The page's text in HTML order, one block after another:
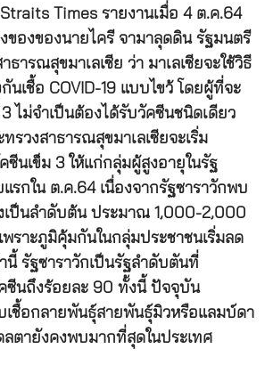
Times รายงานเมื่อ 4 ต.ค.64
ของของนายไครี จามาลุดดิน รัฐมนตรี
ธารณสุขมาเลเซีย ว่า มาเลเซียจะใช้วิธี
นเชื้อ COVID-19 แบบไขว้ โดยผู้ที่จะ
ไม่จำเป็นต้องได้รับวัคซีนชนิดเดียว
รวงสาธารณสุขมาเลเซียจะเริ่ม
ซีนเข็ม 3 ให้แก่กลุ่มผู้สูงอายุในรัฐ
รกใน ต.ค.64 เนื่องจากรัฐซาราวักพบ
เป็นลำดับต้น ประมาณ 1,000-2,000
พราะภูมิคุ้มกันในกลุ่มประชาชนเริ่มลด
รัฐซาราวักเป็นรัฐลำดับตันที่
ซีนถึงร้อยละ 90 ทั้งนี้ ปัจจุบัน
เชื้อกลายพันธุ์สายพันธุ์มิวหรือแลมบ์ดา
ตายังคงพบมากที่สุดในประเทศ